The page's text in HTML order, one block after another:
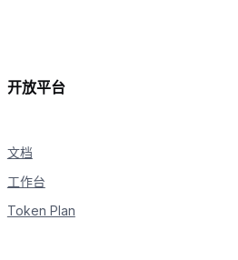
message. content
开放平台
文档
工作台
Token Plan